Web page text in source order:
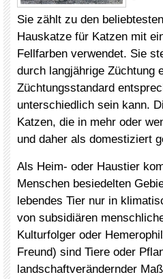
Sie zählt zu den
Hauskatze für Katzen mit
Fellfarben verwendet. Sie
durch langjährige Züchtung
Züchtungsstandard
unterschiedlich sein kann.
Katzen, die in mehr oder
und daher als domestiziert
Als Heim- oder Haustier
Menschen besiedelten
lebendes Tier nur in
von subsidiären
Kulturfolger oder
Freund) sind Tiere oder
landschaftverändernder